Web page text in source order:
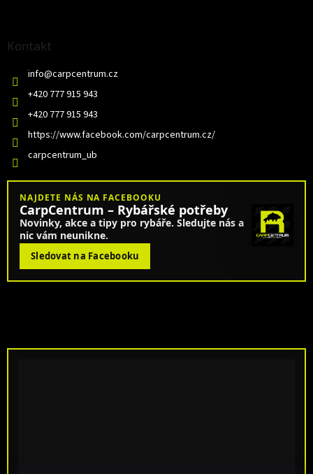
Kontakt
info@carpcentrum.cz
+420 777 915 943
+420 777 915 943
https://www.facebook.com/carpcentrum.cz/
carpcentrum_ub
NAJDETE NÁS NA FACEBOOKU
CarpCentrum – Rybářské potřeby
Novinky, akce a tipy pro rybáře. Sledujte nás a
nic vám neunikne.
Sledovat na Facebooku